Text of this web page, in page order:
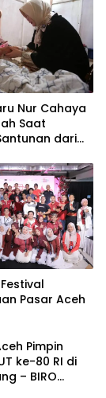
Nur Cahaya
Saat
dari
Pasar Aceh
Pimpin
ke-80 RI di
– BIRO